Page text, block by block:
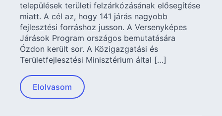
települések területi felzárkózásának elősegítése
miatt. A cél az, hogy 141 járás nagyobb
fejlesztési forráshoz jusson. A Versenyképes
Járások Program országos bemutatására
Ózdon került sor. A Közigazgatási és
Területfejlesztési Minisztérium által […]
Elolvasom